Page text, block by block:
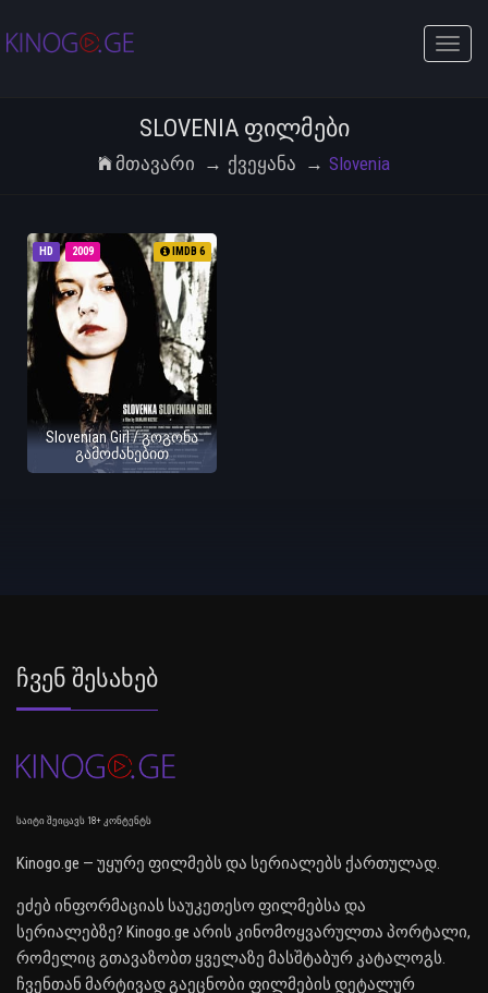
Toggle
SLOVENIA ᲤᲘᲚᲛᲔᲑᲘ
Მთავარი Ქვეყანა Slovenia
HD 2009 IMDB 6
Slovenian Girl / გოგონა
გამოძახებით
Ჩვენ Შესახებ
საიტი შეიცავს 18+ კონტენტს
Kinogo.ge — უყურე ფილმებს და სერიალებს ქართულად.
ეძებ ინფორმაციას საუკეთესო ფილმებსა და
სერიალებზე? Kinogo.ge არის კინომოყვარულთა პორტალი,
რომელიც გთავაზობთ ყველაზე მასშტაბურ კატალოგს.
ჩვენთან მარტივად გაეცნობი ფილმების დეტალურ